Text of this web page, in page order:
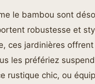
le bambou sont
robustesse et
ces jardinières
les préfériez
rustique chic, ou